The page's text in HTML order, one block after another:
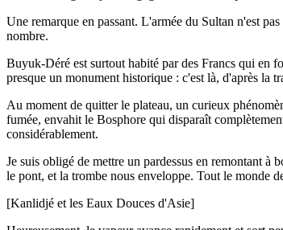
Une remarque en passant. L'armée du Sultan n'est
nombre.
Buyuk-Déré est surtout habité par des Francs qui en
presque un monument historique : c'est là, d'après la
Au moment de quitter le plateau, un curieux
fumée, envahit le Bosphore qui disparaît
considérablement.
Je suis obligé de mettre un pardessus en remontant
le pont, et la trombe nous enveloppe. Tout le monde
[Kanlidjé et les Eaux Douces d'Asie]